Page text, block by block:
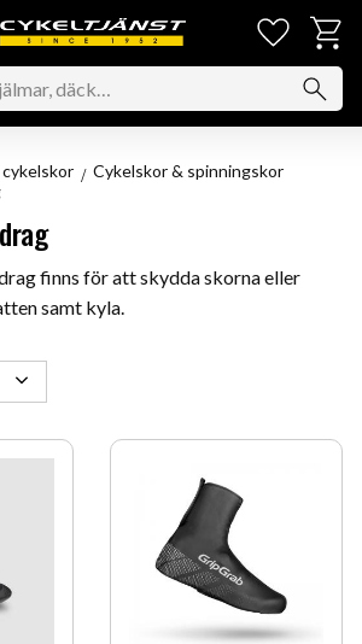
Cykelskor & spinningskor
finns för att skydda skorna eller
samt kyla.